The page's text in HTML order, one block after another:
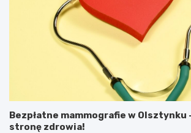
Bezpłatne mammografie w Olsztynku
stronę zdrowia!